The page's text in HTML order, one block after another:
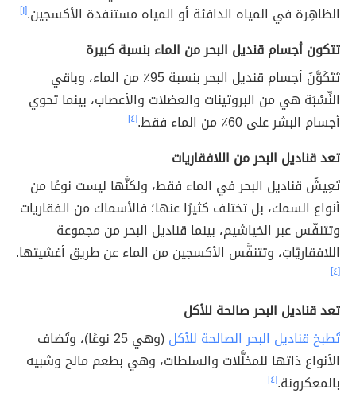
الظاهِرة في المياه الدافئة أو المياه مستنفدة الأكسجين.[١]
تتكون أجسام قنديل البحر من الماء بنسبة كبيرة
تَتَكَوَّنُ أجسام قنديل البحر بنسبة 95٪ من الماء، وباقي
النِّسْبَة هي من البروتينات والعضلات والأعصاب، بينما تحوي
أجسام البشر على 60٪ من الماء فقط.
[٤]
تعد قناديل البحر من اللافقاريات
تَعِيشُ قناديل البحر في الماء فقط، ولكنَّها ليست نوعًا من
أنواع السمك، بل تختلف كثيرًا عنها؛ فالأسماك من الفقاريات
وتتنفّس عبر الخياشيم، بينما قناديل البحر من مجموعة
اللافقاريّاتِ، وتتنفَّس الأكسجين من الماء عن طريق أغشيتها.
[٤]
تعد قناديل البحر صالحة للأكل
تُطبخ قناديل البحر الصالحة للأكل
(وهي 25 نوعًا)، وتُضاف
الأنواع ذاتها للمخلَّلات والسلطات، وهي بطعم مالح وشبيه
بالمعكرونة.[٤]